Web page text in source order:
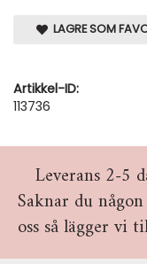
LAGRE SOM
Artikkel-ID:
113736
Leverans 2-5
Saknar du
oss så lägger vi